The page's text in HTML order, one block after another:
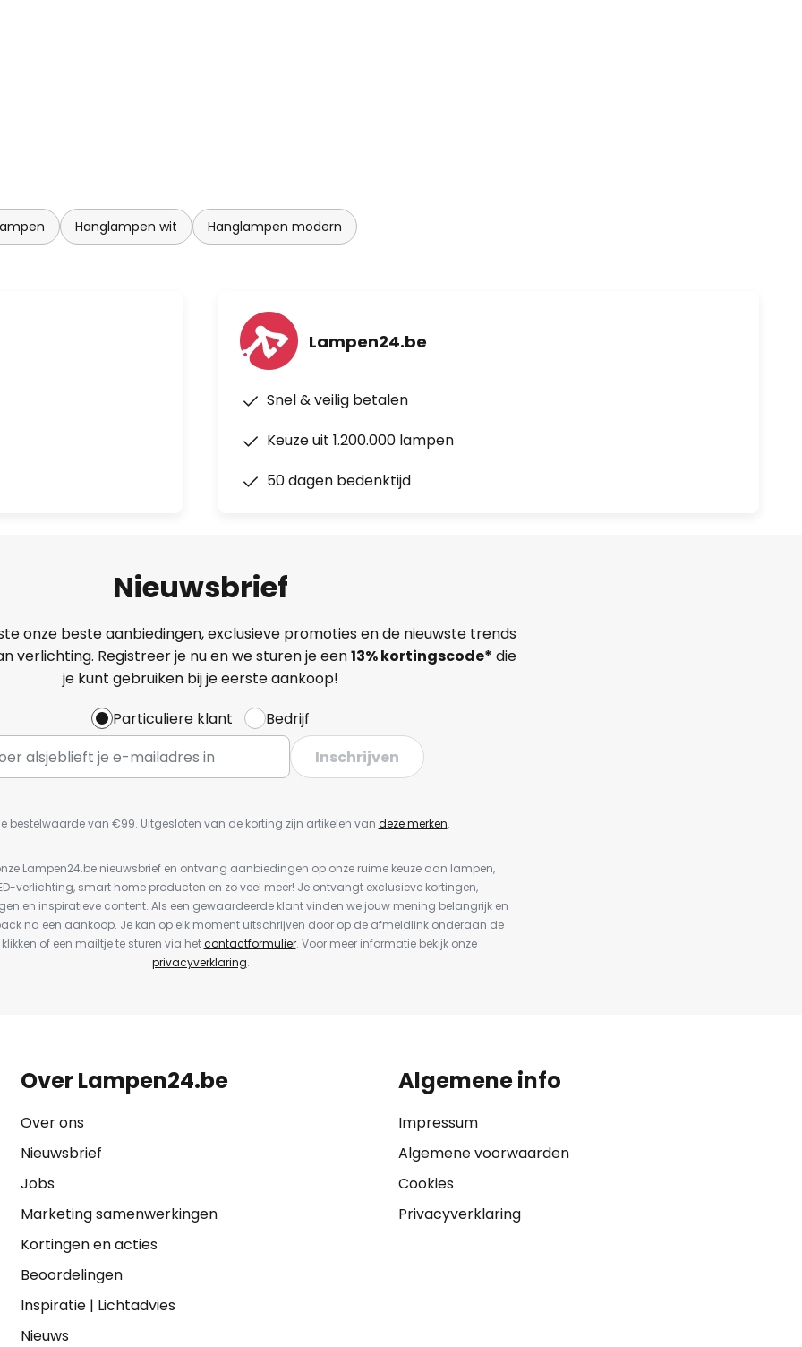
Hanglampen wit Hanglampen modern
Lampen24.be
Snel & veilig betalen
Keuze uit 1.200.000 lampen
50 dagen bedenktijd
Nieuwsbrief
onze beste aanbiedingen, exclusieve promoties en de nieuwste trends
verlichting. Registreer je nu en we sturen je een13%kortingscode* die
je kunt gebruiken bij je eerste aankoop!
Particuliere klant
Bedrijf
Inschrijven
bestelwaarde van €99. Uitgesloten van de korting zijn artikelen van deze merken.
Lampen24.be nieuwsbrief en ontvang aanbiedingen op onze ruime keuze aan lampen,
verlichting, smart home producten en zo veel meer! Je ontvangt exclusieve kortingen,
en inspiratieve content. Als een gewaardeerde klant vinden we jouw mening belangrijk en
na een aankoop. Je kan op elk moment uitschrijven door op de afmeldlink onderaan de
of een mailtje te sturen via hetcontactformulier. Voor meer informatie bekijk onze
privacyverklaring.
Over Lampen24.be
Over ons
Nieuwsbrief
Jobs
Marketing samenwerkingen
Kortingen en acties
Beoordelingen
Inspiratie| Lichtadvies
Nieuws
Algemene info
Impressum
Algemene voorwaarden
Cookies
Privacyverklaring